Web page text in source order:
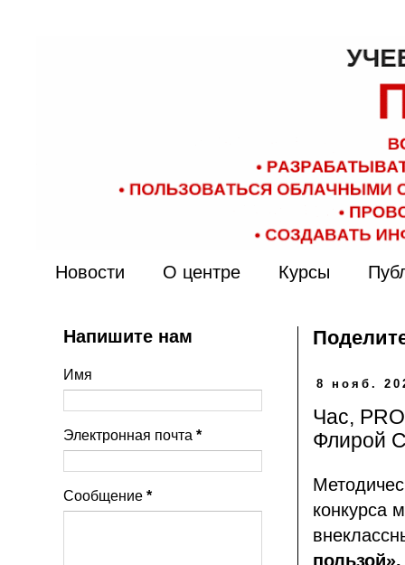
Новости О центре Курсы
8 нояб.
Час,
Флирой
конкурса
пользой».
Напишите нам
Имя
Электронная почта *
Сообщение *